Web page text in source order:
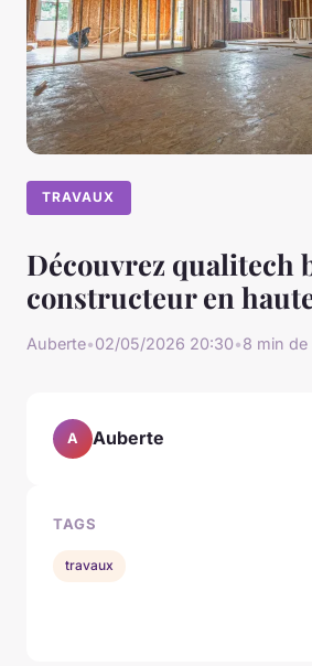
TRAVAUX
Découvrez qualitech
constructeur en
Auberte•02/05/2026 20:30•8 min de
A Auberte
TAGS
travaux